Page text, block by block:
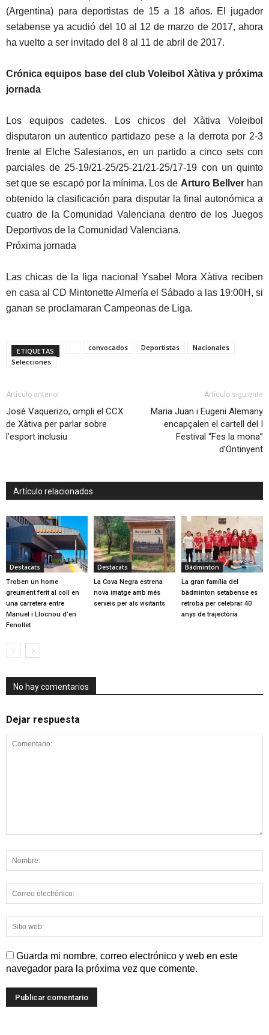
(Argentina) para deportistas de 15 a 18 años. El jugador
setabense ya acudió del 10 al 12 de marzo de 2017, ahora
ha vuelto a ser invitado del 8 al 11 de abril de 2017.
Crónica equipos base del club Voleibol Xàtiva y próxima
jornada
Los equipos cadetes. Los chicos del Xàtiva Voleibol
disputaron un autentico partidazo pese a la derrota por 2-3
frente al Elche Salesianos, en un partido a cinco sets con
parciales de 25-19/21-25/25-21/21-25/17-19 con un quinto
set que se escapó por la mínima. Los de Arturo Bellverhan
obtenido la clasificación para disputar la final autonómica a
cuatro de la Comunidad Valenciana dentro de los Juegos
Deportivos de la Comunidad Valenciana.
Próxima jornada
Las chicas de la liga nacional Ysabel Mora Xàtiva reciben
en casa al CD Mintonette Almería el Sábado a las 19:00H, si
ganan se proclamaran Campeonas de Liga.
ETIQUETAS convocados Deportistas
Nacionales
Selecciones
Artículo anterior
José Vaquerizo, ompli el CCX
de Xàtiva per parlar sobre
l’esport inclusiu
Artículo siguiente
Maria Juan i Eugeni Alemany
encapçalen el cartell del I
Festival “Fes la mona”
d’Ontinyent
Artículo relacionados
Destacats
Troben un home
greument ferit al coll en
una carretera entre
Manuel i Llocnou d’en
Fenollet
Destacats
La Cova Negra estrena
nova imatge amb més
serveis per als visitants
Bádminton
La gran família del
bàdminton setabense es
retroba per celebrar 40
anys de trajectòria
No hay comentarios
Dejar respuesta
Guarda mi nombre, correo electrónico y web en este
navegador para la próxima vez que comente.